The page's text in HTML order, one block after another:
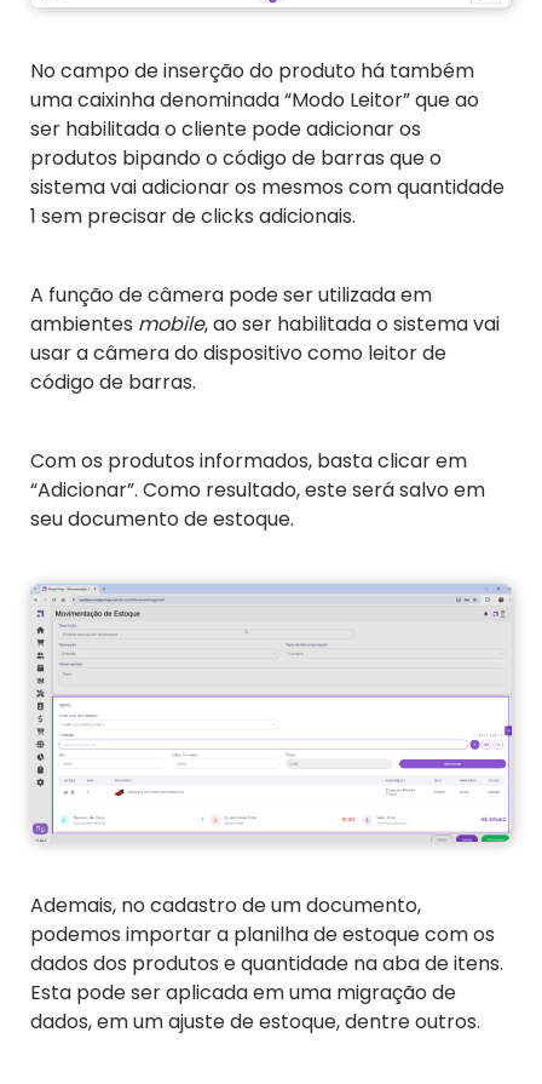
No campo de inserção do produto há também
uma caixinha denominada “Modo Leitor” que ao
ser habilitada o cliente pode adicionar os
produtos bipando o código de barras que o
sistema vai adicionar os mesmos com quantidade
1 sem precisar de clicks adicionais.
A função de câmera pode ser utilizada em
ambientes mobile, ao ser habilitada o sistema vai
usar a câmera do dispositivo como leitor de
código de barras.
Com os produtos informados, basta clicar em
“Adicionar”. Como resultado, este será salvo em
seu documento de estoque.
Ademais, no cadastro de um documento,
podemos importar a planilha de estoque com os
dados dos produtos e quantidade na aba de itens.
Esta pode ser aplicada em uma migração de
dados, em um ajuste de estoque, dentre outros.